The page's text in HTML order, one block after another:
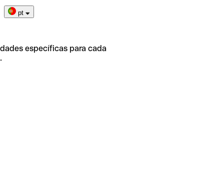
pt
específicas para cada